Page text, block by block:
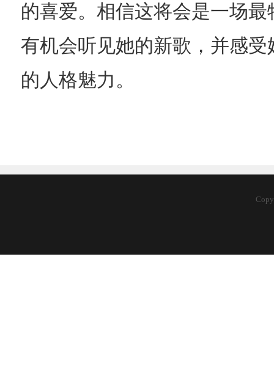
的喜爱。相信这将会是一场
有机会听见她的新歌，并感受
的人格魅力。